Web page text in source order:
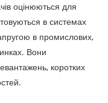
оцінюються для
в системах
в промислових,
Вони
коротких